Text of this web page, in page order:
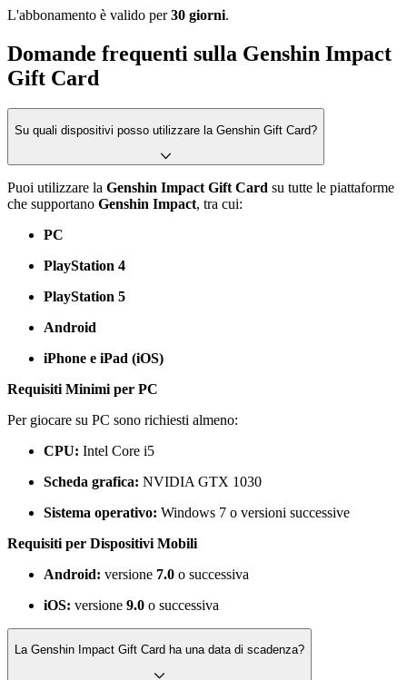
L'abbonamento è valido per30 giorni.
Domande frequenti sulla Genshin Impact
Gift Card
Su quali dispositivi posso utilizzare la Genshin Gift Card?
Puoi utilizzare la Genshin Impact Gift Card su tutte le piattaforme
che supportano Genshin Impact, tra cui:
PC
PlayStation 4
PlayStation 5
Android
iPhone e iPad (iOS)
Requisiti Minimi per PC
Per giocare su PC sono richiesti almeno:
CPU: Intel Core i5
Scheda grafica: NVIDIA GTX 1030
Sistema operativo: Windows 7 o versioni successive
Requisiti per Dispositivi Mobili
Android: versione 7.0 o successiva
iOS: versione 9.0 o successiva
La Genshin Impact Gift Card ha una data di scadenza?